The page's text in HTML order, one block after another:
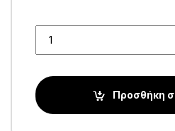
Προσθήκη